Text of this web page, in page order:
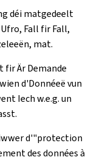
déi matgedeelt
Fall fir Fall,
mat.
fir Är Demande
d'Donnéeë vun
Iech w.e.g. un
iwwer d'"protection
des données à